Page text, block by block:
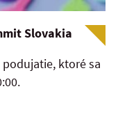
Slovakia
ktoré sa